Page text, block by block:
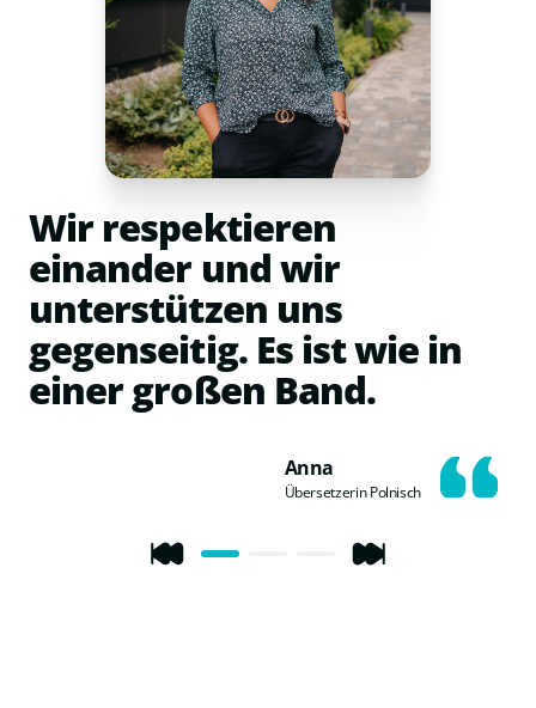
Wir respektieren
einander und wir
unterstützen uns
gegenseitig. Es ist wie in
einer großen Band.
Anna
Übersetzerin Polnisch